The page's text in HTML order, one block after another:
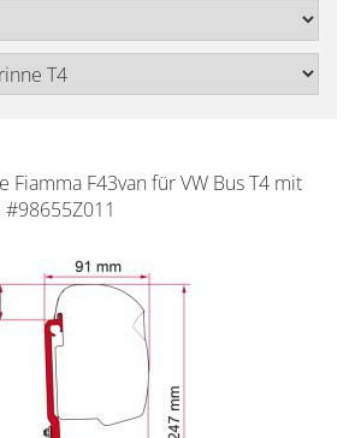
Fiamma F43van für VW Bus T4 mit